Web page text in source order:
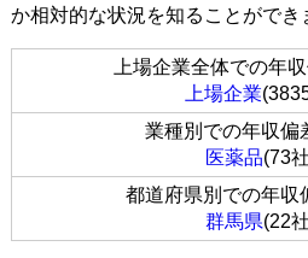
か相対的な状況を知ることができ
上場企業全体での年
上場企業
業種別での年収偏
医薬品(73
都道府県別での年収
群馬県(22